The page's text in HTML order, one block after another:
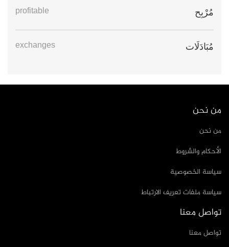
مُرْبِح profitable
مُبَادَلَات exchanges
من نحن
من نحن
الأحكام والشروط
سياسة الخصوصية
سياسة ملفات تعريف الارتباط
تواصل معنا
تواصل معنا